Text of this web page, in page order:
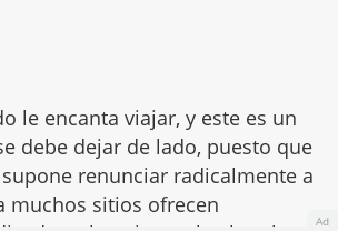
le encanta viajar, y este es un
debe dejar de lado, puesto que
renunciar radicalmente a
muchos sitios ofrecen
Ad